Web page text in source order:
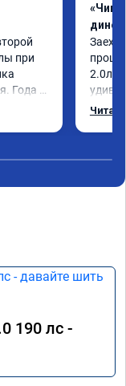
при
Года 4
в
«Чип
2.0л.
стала
190 лс -